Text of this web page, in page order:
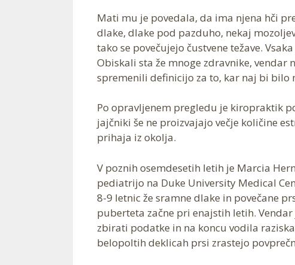
Mati mu je povedala, da ima njena hči
dlake, dlake pod pazduho, nekaj
tako se povečujejo čustvene težave.
Obiskali sta že mnoge zdravnike, vendar
spremenili definicijo za to, kar naj bi bilo
Po opravljenem pregledu je kiropraktik
jajčniki še ne proizvajajo večje količine
prihaja iz okolja.
V poznih osemdesetih letih je Marcia
pediatrijo na Duke University Medical
8-9 letnic že sramne dlake in povečane
puberteta začne pri enajstih letih.
zbirati podatke in na koncu vodila
belopoltih deklicah prsi zrastejo